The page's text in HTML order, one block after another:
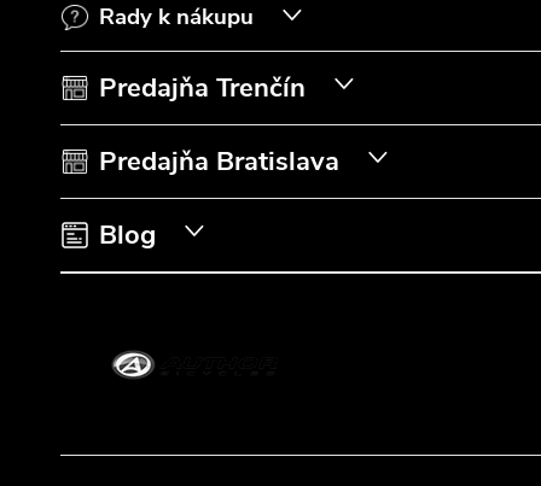
Rady k nákupu
Predajňa Trenčín
Predajňa Bratislava
Blog